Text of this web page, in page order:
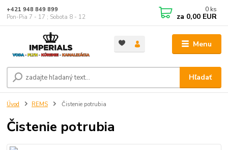
Menu
Hľadať
+421 948 849 899
Pon-Pia 7 - 17 ; Sobota 8 - 12
0 ks
za 0,00 EUR
Úvod REMS Čistenie potrubia
Čistenie potrubia